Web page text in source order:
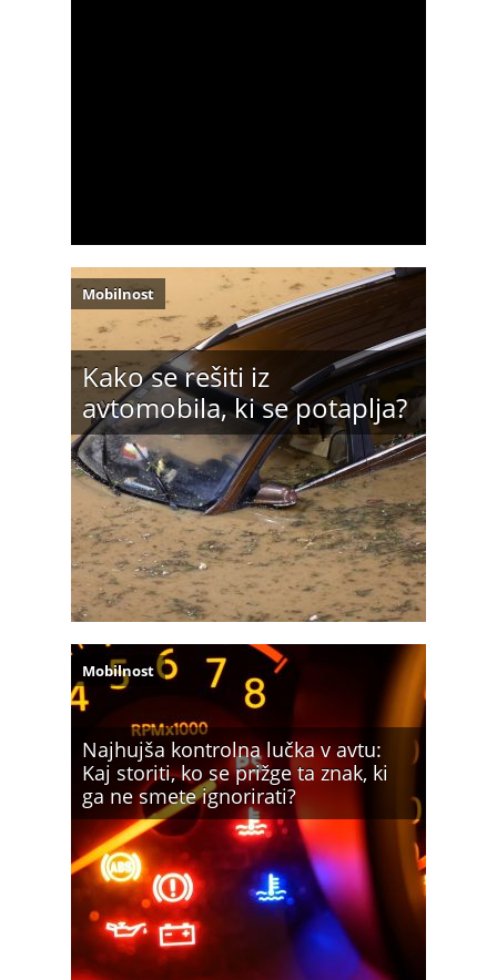
Kako se rešiti iz
avtomobila, ki se potaplja?
Mobilnost
Najhujša kontrolna lučka v avtu:
Kaj storiti, ko se prižge ta znak, ki
ga ne smete ignorirati?
Mobilnost